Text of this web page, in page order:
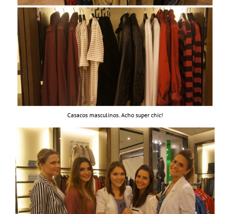
Casacos masculinos. Acho super chic!